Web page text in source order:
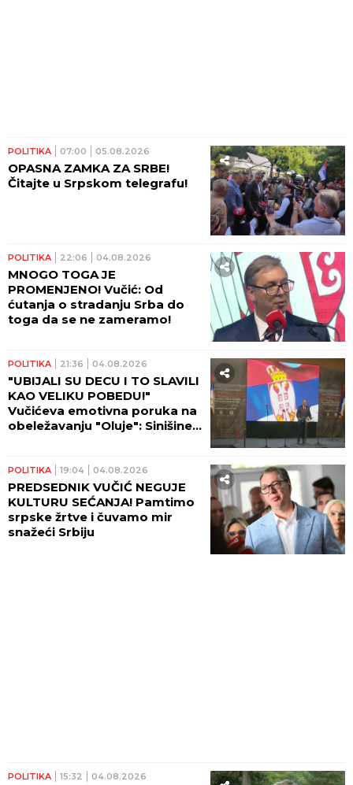
POLITIKA 07:00 05.08.2026
OPASNA ZAMKA ZA SRBE!
Čitajte u Srpskom telegrafu!
POLITIKA 22:06 04.08.2026
MNOGO TOGA JE
PROMENJENO! Vučić: Od
ćutanja o stradanju Srba do
toga da se ne zameramo!
POLITIKA 21:36 04.08.2026
"UBIJALI SU DECU I TO SLAVILI
KAO VELIKU POBEDU!"
Vučićeva emotivna poruka na
obeležavanju "Oluje": Sinišine
POLITIKA 19:04 04.08.2026
PREDSEDNIK VUČIĆ NEGUJE
KULTURU SEĆANJA! Pamtimo
srpske žrtve i čuvamo mir
snažeći Srbiju
POLITIKA 15:32 04.08.2026